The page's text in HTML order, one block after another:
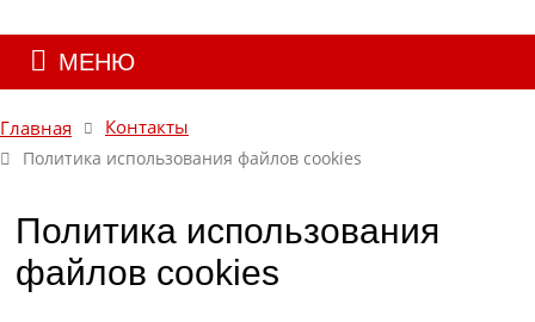
МЕНЮ
Главная Контакты
Политика использования файлов cookies
Политика использования
файлов cookies